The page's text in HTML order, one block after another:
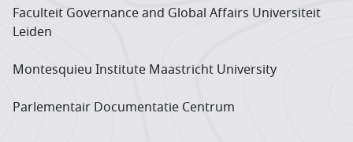
Faculteit Governance and Global Affairs Universiteit
Leiden
Montesquieu Institute Maastricht University
Parlementair Documentatie Centrum